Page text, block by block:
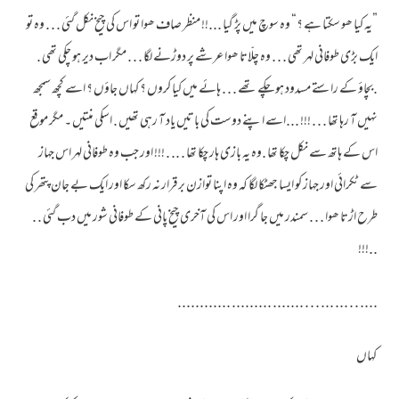
”یہ کیا ھو سکتا ہے ؟“ وہ سوچ میں پڑ گیا ...!! منظر صاف ھوا تو اس کی چیخ نکل گئی . . . وہ تو
ایک بڑی طوفانی لہر تھی . . . وہ چلّاتا ھوا عرشے پر دوڑنے لگا . . . مگر اب دیر ہو چکی تھی .
.بچاؤ کے راستے مسدود ہو چکے تھے . . . ہائے میں کیا کروں ؟ کہاں جاؤں ؟ اسے کچھ سمجھ
نہیں آ رہا تھا . . . !!! ...اسے اپنے دوست کی باتیں یاد آ رہی تھیں . اسکی منتیں ۔ مگر موقع
اس کے ہاتھ سے نکل چکا تھا .وہ یہ بازی ہار چکا تھا . .. . !!! اور جب وہ طوفانی لہر اس جہاز
سے ٹکرائی اور جہاز کو ایسا جھٹکا لگا کہ وہ اپنا توازن برقرار نہ رکھ سکا اور ایک بے جان پتھر کی
طرح اڑتا ھوا . . . سمندر میں جا گرا اور اس کی آخری چیخ پانی کے طوفانی شور میں دب گئی . .
..!!!
.... . . ... ... . . . ....... ......... ............
کہاں